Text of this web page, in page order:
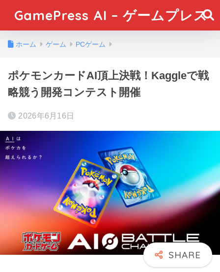
GamePress AI – ゲームプレス
ホーム ゲーム PCゲーム
ポケモンカードAI頂上決戦！Kaggleで戦
略競う開発コンテスト開催
2026年6月16日